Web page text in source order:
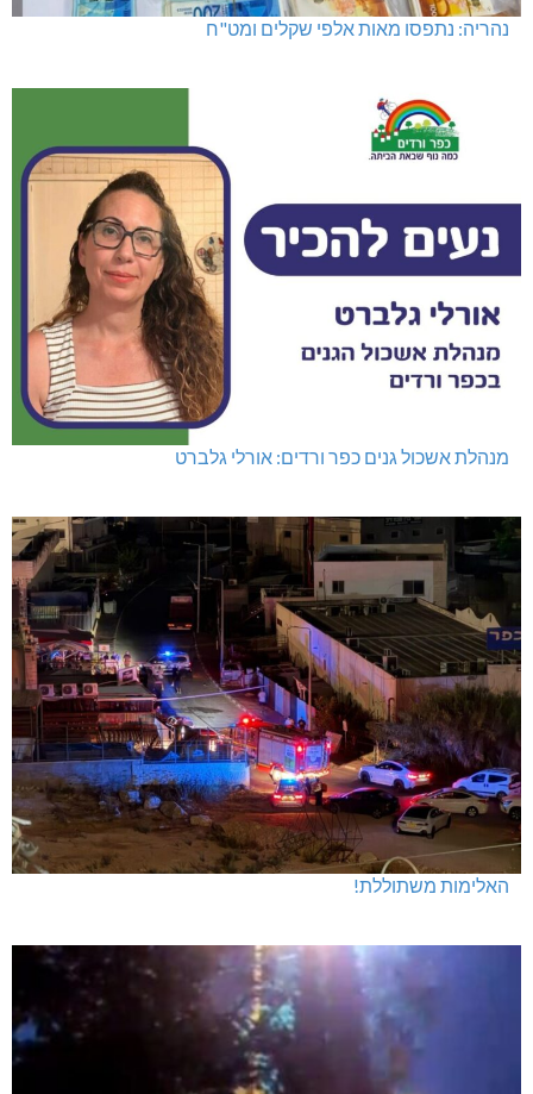
נהריה: נתפסו מאות אלפי שקלים ומט"ח
מנהלת אשכול גנים כפר ורדים: אורלי גלברט
האלימות משתוללת!